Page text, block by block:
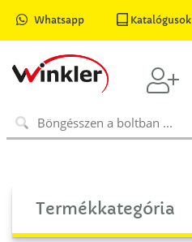
Whatsapp Katalógusok
Termékkategória